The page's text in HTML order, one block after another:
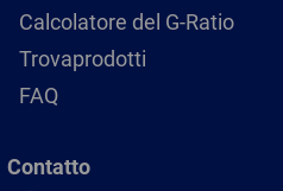
Calcolatore del G-Ratio
Trovaprodotti
FAQ
Contatto